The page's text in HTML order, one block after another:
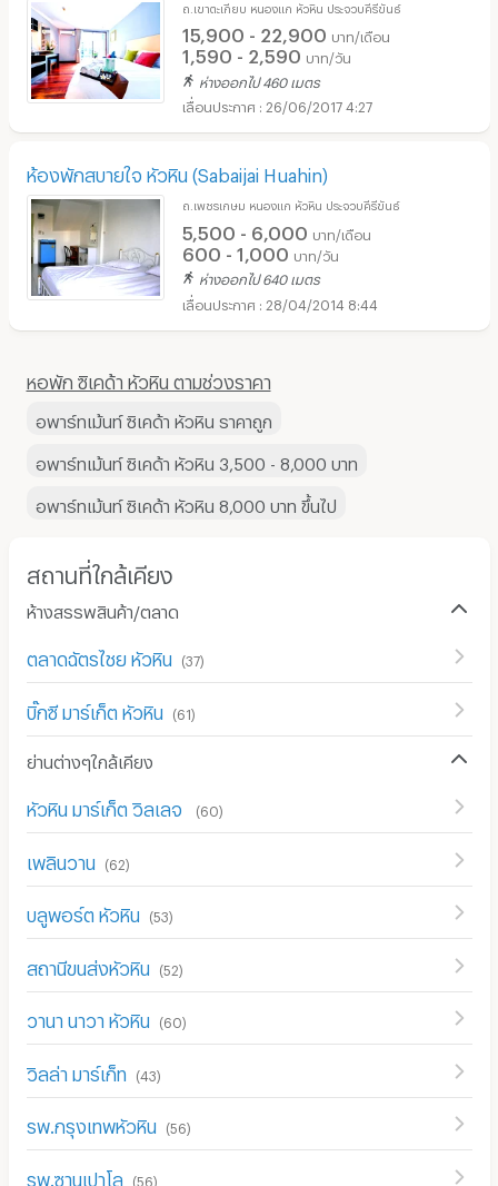
ถ.เขาตะเกียบ หนองแก หัวหิน ประจวบคีรีขันธ์
15,900 - 22,900 บาท/เดือน
1,590 - 2,590 บาท/วัน
ห่างออกไป 460 เมตร
26/06/2017 4:27
ห้องพักสบายใจ หัวหิน (Sabaijai Huahin)
ถ.เพชรเกษม หนองแก หัวหิน ประจวบคีรีขันธ์
5,500 - 6,000 บาท/เดือน
600 - 1,000 บาท/วัน
ห่างออกไป 640 เมตร
28/04/2014 8:44
หอพัก ซิเคด้า หัวหิน ตามช่วงราคา
อพาร์ทเม้นท์ ซิเคด้า หัวหิน ราคาถูก
อพาร์ทเม้นท์ ซิเคด้า หัวหิน 3,500 - 8,000 บาท
อพาร์ทเม้นท์ ซิเคด้า หัวหิน 8,000 บาท ขึ้นไป
สถานที่ใกล้เคียง
ห้างสรรพสินค้า/ตลาด
ตลาดฉัตรไชย หัวหิน (37)
บิ๊กซี มาร์เก็ต หัวหิน (61)
ย่านต่างๆใกล้เคียง
หัวหิน มาร์เก็ต วิลเลจ (60)
เพลินวาน (62)
บลูพอร์ต หัวหิน (53)
สถานีขนส่งหัวหิน (52)
วานา นาวา หัวหิน (60)
วิลล่า มาร์เก็ท (43)
รพ.กรุงเทพหัวหิน (56)
รพ.ซานเปาโล (56)